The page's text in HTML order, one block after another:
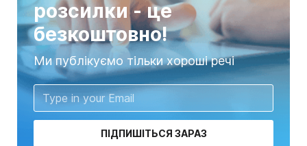
розсилки - це
безкоштовно!
Ми публікуємо тільки хороші речі
ПІДПИШІТЬСЯ ЗАРАЗ